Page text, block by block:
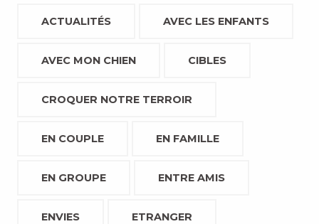
ACTUALITÉS AVEC LES ENFANTS
AVEC MON CHIEN CIBLES
CROQUER NOTRE TERROIR
EN COUPLE EN FAMILLE
EN GROUPE ENTRE AMIS
ENVIES ETRANGER